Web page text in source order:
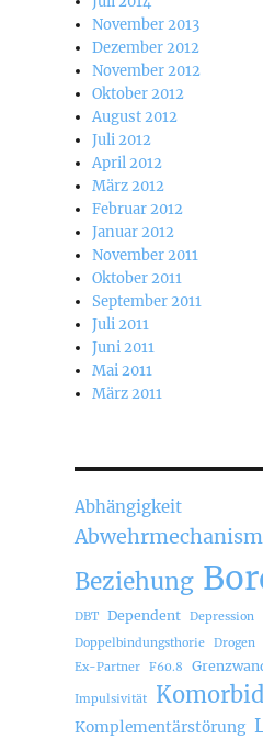
November 2013
Dezember 2012
November 2012
Oktober 2012
August 2012
Juli 2012
April 2012
März 2012
Februar 2012
Januar 2012
November 2011
Oktober 2011
September 2011
Juli 2011
Juni 2011
Mai 2011
März 2011
Abhängigkeit
Beziehung
DBT Dependent Depression
Doppelbindungsthorie
Drogen
Ex-Partner F60.8
Impulsivität
Komplementärstörung